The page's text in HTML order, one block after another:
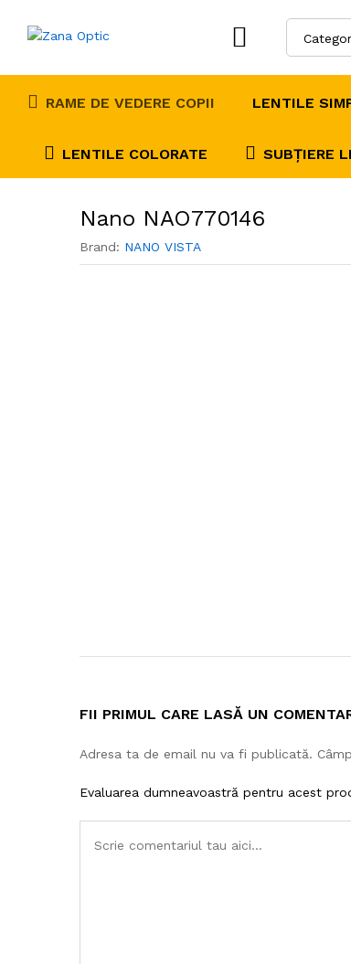
RAME DE VEDERE COPII LENTILE
LENTILE COLORATE SUBȚIERE
Nano NAO770146
Brand: NANO VISTA
FII PRIMUL CARE LASĂ UN
Adresa ta de email nu va fi publicată.
Evaluarea dumneavoastră pentru acest